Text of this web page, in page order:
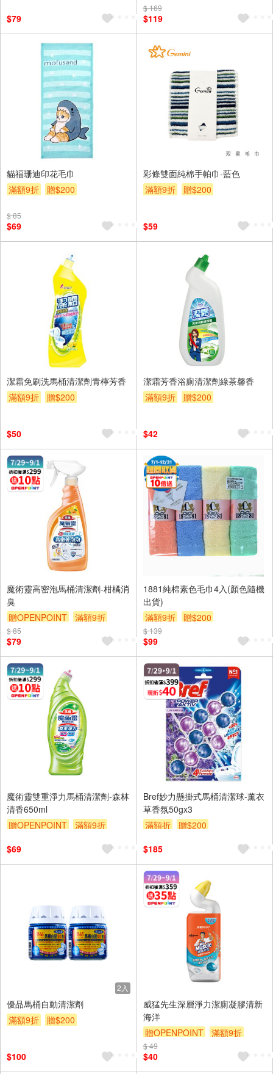
$79
$ 169
$119
貓福珊迪印花毛巾
滿額9折
贈$200
$ 85
$69
彩條雙面純棉手帕巾-藍色
滿額9折
贈$200
$59
潔霜免刷洗馬桶清潔劑青檸芳香
滿額9折
贈$200
$50
潔霜芳香浴廁清潔劑綠茶馨香
滿額9折
贈$200
$42
魔術靈高密泡馬桶清潔劑-柑橘消
臭
贈OPENPOINT
滿額9折
贈$200
$ 85
$79
1881純棉素色毛巾4入(顏色隨機
出貨)
滿額9折
贈$200
$ 139
$99
魔術靈雙重淨力馬桶清潔劑-森林
清香650ml
贈OPENPOINT
滿額9折
$69
Bref妙力懸掛式馬桶清潔球-薰衣
草香氛50gx3
滿額折
贈$200
$185
2入
優品馬桶自動清潔劑
滿額9折
贈$200
$100
威猛先生深層淨力潔廁凝膠清新
海洋
贈OPENPOINT
滿額9折
贈$200
$ 49
$40